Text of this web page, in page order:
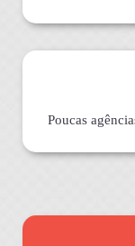
Poucas